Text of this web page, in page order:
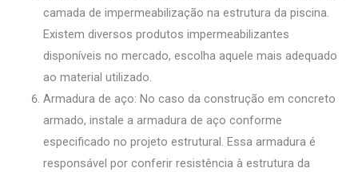
camada de impermeabilização na estrutura da piscina.
Existem diversos produtos impermeabilizantes
disponíveis no mercado, escolha aquele mais adequado
ao material utilizado.
Armadura de aço: No caso da construção em concreto
armado, instale a armadura de aço conforme
especificado no projeto estrutural. Essa armadura é
responsável por conferir resistência à estrutura da